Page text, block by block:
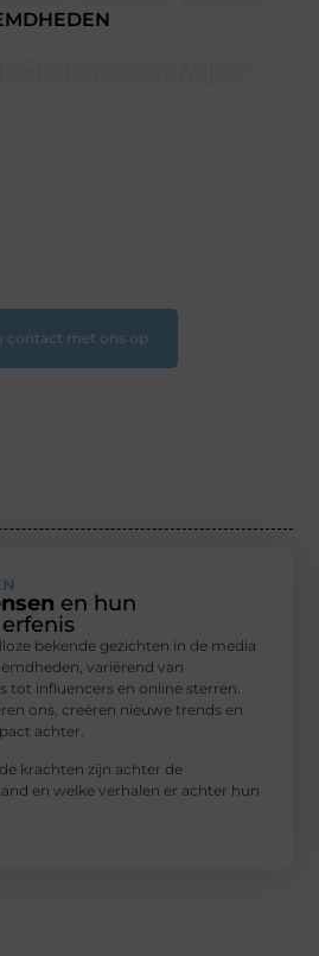
contact met ons op
en hun
bekende gezichten in de media
variërend van
tot influencers en online sterren.
ons, creëren nieuwe trends en
achter.
krachten zijn achter de
en welke verhalen er achter hun